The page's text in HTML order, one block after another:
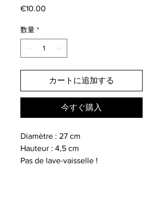
€10.00
数量 *
カートに追加する
今すぐ購入
Diamètre : 27 cm
Hauteur : 4,5 cm
Pas de lave-vaisselle !